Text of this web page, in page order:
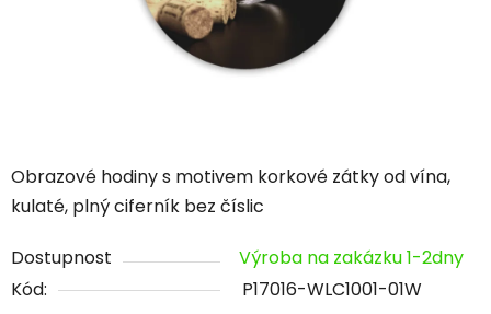
Obrazové hodiny s motivem korkové zátky od vína,
kulaté, plný ciferník bez číslic
Dostupnost
Výroba na zakázku 1-2dny
Kód:
P17016-WLC1001-01W